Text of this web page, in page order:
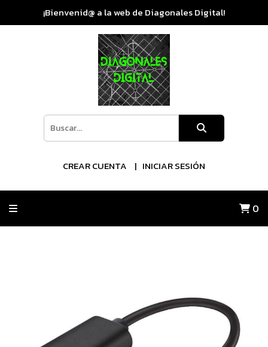
¡Bienvenid@ a la web de Diagonales Digital!
CREAR CUENTA INICIAR SESIÓN
0